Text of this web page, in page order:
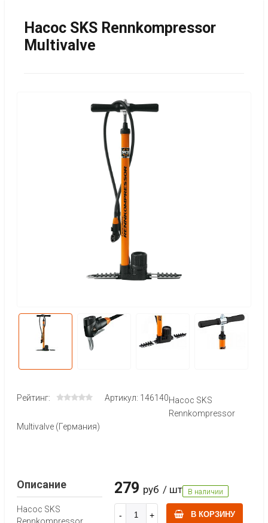
Насос SKS Rennkompressor
Multivalve
Рейтинг: Артикул: 146140Насос SKS
Rennkompressor
Multivalve (Германия)
279 руб / шт В наличии
В КОРЗИНУ
Описание
Насос SKS
Rennkompressor.